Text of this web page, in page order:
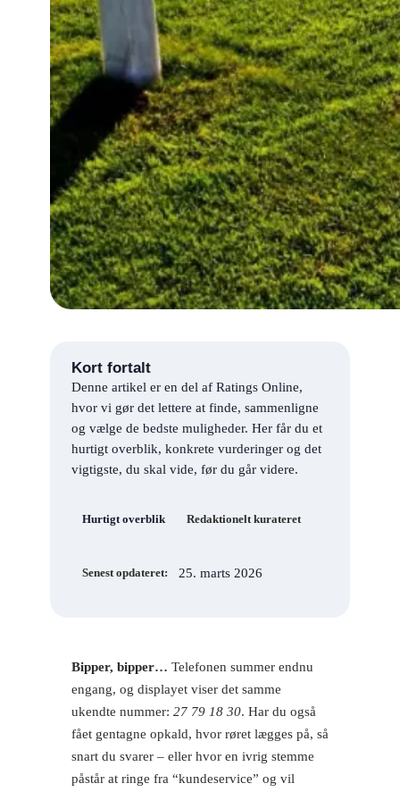
Kort fortalt
Denne artikel er en del af Ratings Online,
hvor vi gør det lettere at finde, sammenligne
og vælge de bedste muligheder. Her får du et
hurtigt overblik, konkrete vurderinger og det
vigtigste, du skal vide, før du går videre.
Hurtigt overblik Redaktionelt kurateret
Senest opdateret: 25. marts 2026
Bipper, bipper… Telefonen summer endnu
engang, og displayet viser det samme
ukendte nummer: 27 79 18 30. Har du også
fået gentagne opkald, hvor røret lægges på, så
snart du svarer – eller hvor en ivrig stemme
påstår at ringe fra “kundeservice” og vil